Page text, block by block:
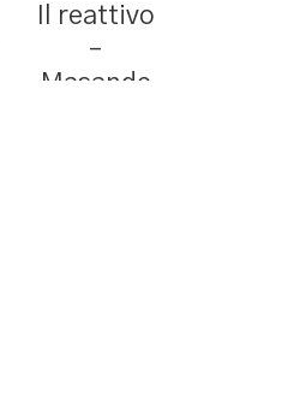
Il reattivo
–
Masande